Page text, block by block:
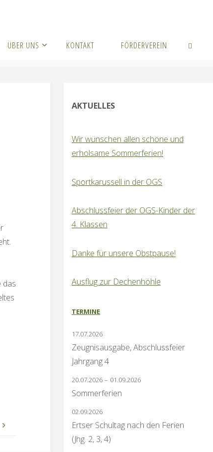
ÜBER UNS KONTAKT FÖRDERVEREIN
das
AKTUELLES
Wir wünschen allen schöne und
erholsame Sommerferien!
Sportkarussell in der OGS
Abschlussfeier der OGS-Kinder der
4. Klassen
Danke für unsere Obstpause!
Ausflug zur Dechenhöhle
TERMINE
17.07.2026
Zeugnisausgabe, Abschlussfeier
Jahrgang 4
20.07.2026 – 01.09.2026
Sommerferien
02.09.2026
Ertser Schultag nach den Ferien
(Jhg. 2, 3, 4)